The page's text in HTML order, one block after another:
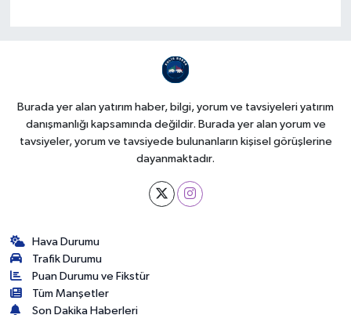
Burada yer alan yatırım haber, bilgi, yorum ve tavsiyeleri yatırım
danışmanlığı kapsamında değildir. Burada yer alan yorum ve
tavsiyeler, yorum ve tavsiyede bulunanların kişisel görüşlerine
dayanmaktadır.
Hava Durumu
Trafik Durumu
Puan Durumu ve Fikstür
Tüm Manşetler
Son Dakika Haberleri